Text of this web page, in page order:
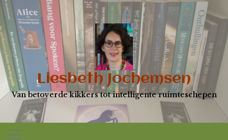
Skip
to
content
Liesbeth Jochemsen
Van betoverde kikkers tot intelligente ruimteschepen